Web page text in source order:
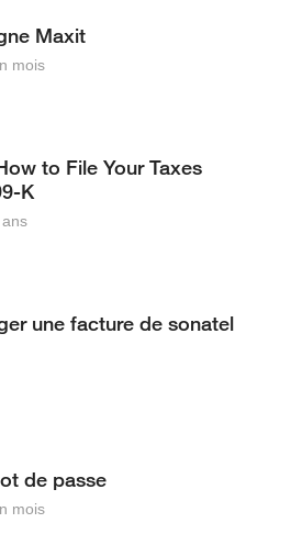
Maxit
mois
to File Your Taxes
K
une facture de sonatel
de passe
mois